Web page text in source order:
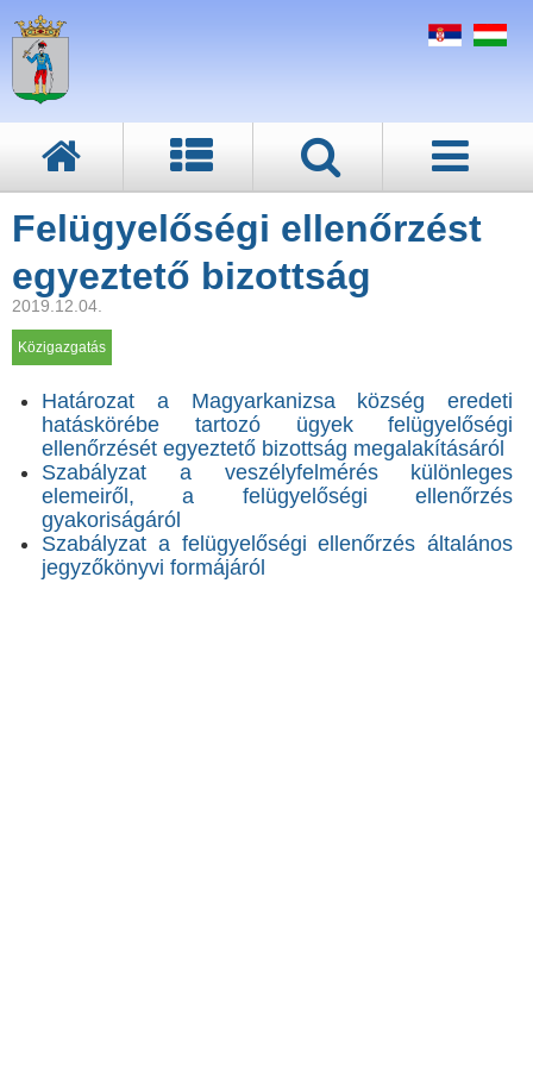
Felügyelőségi ellenőrzést
egyeztető bizottság
2019.12.04.
Közigazgatás
Határozat a Magyarkanizsa község eredeti
hatáskörébe tartozó ügyek felügyelőségi
ellenőrzését egyeztető bizottság megalakításáról
Szabályzat a veszélyfelmérés különleges
elemeiről, a felügyelőségi ellenőrzés
gyakoriságáról
Szabályzat a felügyelőségi ellenőrzés általános
jegyzőkönyvi formájáról